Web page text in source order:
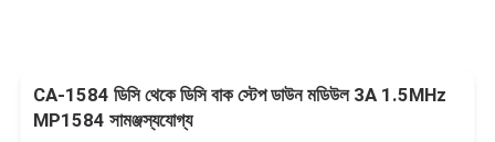
CA-1584 ডিসি থেকে ডিসি বাক স্টেপ ডাউন মডিউল 3A 1.5MHz
MP1584 সামঞ্জস্যযোগ্য